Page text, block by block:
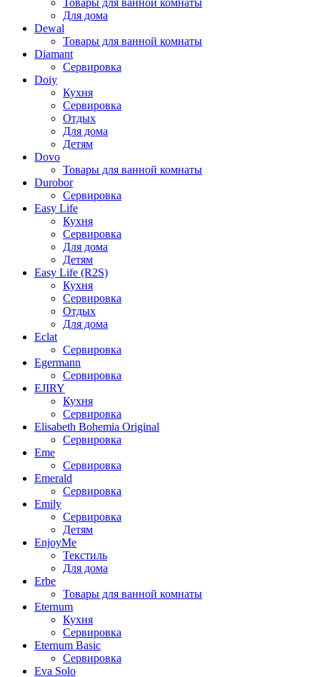
Товары для ванной комнаты
Для дома
Dewal
Товары для ванной комнаты
Diamant
Сервировка
Doiy
Кухня
Сервировка
Отдых
Для дома
Детям
Dovo
Товары для ванной комнаты
Durobor
Сервировка
Easy Life
Кухня
Сервировка
Для дома
Детям
Easy Life (R2S)
Кухня
Сервировка
Отдых
Для дома
Eclat
Сервировка
Egermann
Сервировка
EJIRY
Кухня
Сервировка
Elisabeth Bohemia Original
Сервировка
Eme
Сервировка
Emerald
Сервировка
Emily
Сервировка
Детям
EnjoyMe
Текстиль
Для дома
Erbe
Товары для ванной комнаты
Eternum
Кухня
Сервировка
Eternum Basic
Сервировка
Eva Solo